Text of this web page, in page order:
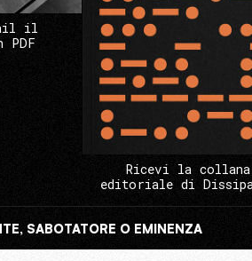
il
PDF
Ricevi la collana
editoriale di
SABOTATORE O EMINENZA